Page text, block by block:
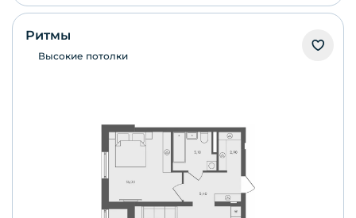
Ритмы
Высокие потолки